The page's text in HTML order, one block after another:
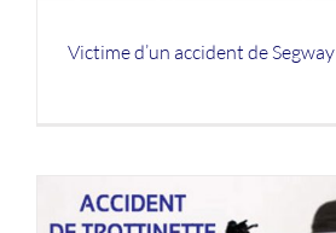
Victime d’un accident de Segway